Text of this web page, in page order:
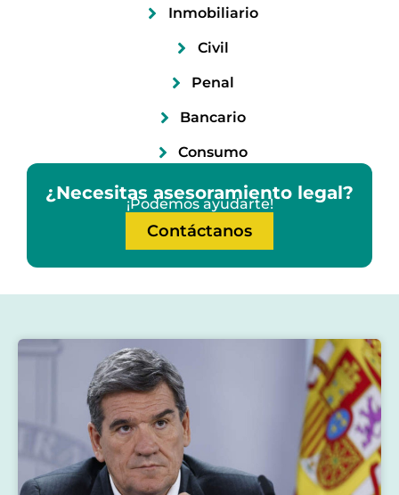
Inmobiliario
Civil
Penal
Bancario
Consumo
¿Necesitas asesoramiento legal?
¡Podemos ayudarte!
Contáctanos